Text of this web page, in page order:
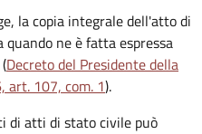
la copia integrale dell'atto di
ne è fatta espressa
Decreto del Presidente della
art. 107, com. 1).
di atti di stato civile può